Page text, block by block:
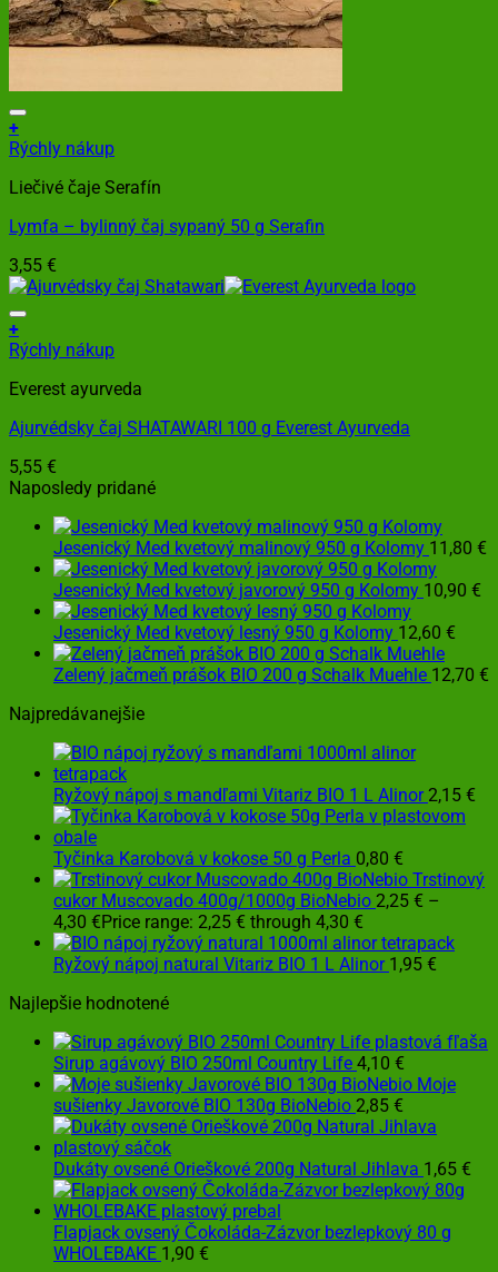
+
Rýchly nákup
Liečivé čaje Serafín
Lymfa – bylinný čaj sypaný 50 g Serafin
3,55 €
+
Rýchly nákup
Everest ayurveda
Ajurvédsky čaj SHATAWARI 100 g Everest Ayurveda
5,55 €
Naposledy pridané
Jesenický Med kvetový malinový 950 g Kolomy 11,80 €
Jesenický Med kvetový javorový 950 g Kolomy 10,90 €
Jesenický Med kvetový lesný 950 g Kolomy 12,60 €
Zelený jačmeň prášok BIO 200 g Schalk Muehle 12,70 €
Najpredávanejšie
Ryžový nápoj s mandľami Vitariz BIO 1 L Alinor 2,15 €
Tyčinka Karobová v kokose 50 g Perla 0,80 €
Trstinový
cukor Muscovado 400g/1000g BioNebio 2,25 € –
4,30 €Price range: 2,25 € through 4,30 €
Ryžový nápoj natural Vitariz BIO 1 L Alinor 1,95 €
Najlepšie hodnotené
Sirup agávový BIO 250ml Country Life 4,10 €
Moje
sušienky Javorové BIO 130g BioNebio 2,85 €
Dukáty ovsené Orieškové 200g Natural Jihlava 1,65 €
Flapjack ovsený Čokoláda-Zázvor bezlepkový 80 g
WHOLEBAKE 1,90 €